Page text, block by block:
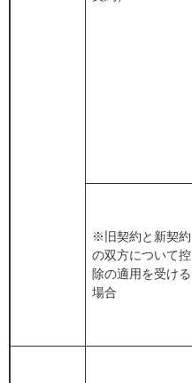
※旧契約と新契約
の双方について控
除の適用を受ける
場合